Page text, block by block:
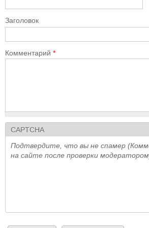
Заголовок
Комментарий *
CAPTCHA
Подтвердите, что вы не спамер
на сайте после проверки